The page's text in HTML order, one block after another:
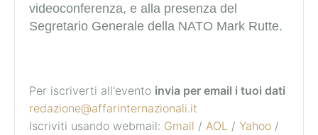
videoconferenza, e alla presenza del
Segretario Generale della NATO Mark Rutte.
Per iscriverti all'evento invia per email i tuoi dati
redazione@affarinternazionali.it
Iscriviti usando webmail: Gmail / AOL / Yahoo /